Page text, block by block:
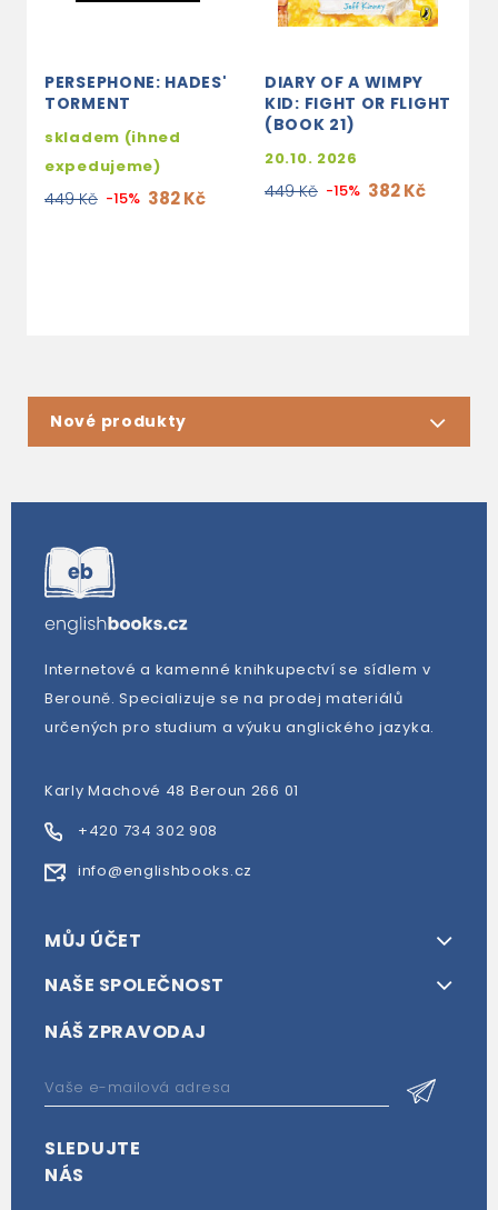
PERSEPHONE: HADES'
TORMENT
skladem (ihned
expedujeme)
449 Kč -15% 382 Kč
DIARY OF A WIMPY
KID: FIGHT OR FLIGHT
(BOOK 21)
20.10. 2026
449 Kč -15% 382 Kč
Nové produkty
Internetové a kamenné knihkupectví se sídlem v
Berouně. Specializuje se na prodej materiálů
určených pro studium a výuku anglického jazyka.
Karly Machové 48 Beroun 266 01
+420 734 302 908
info@englishbooks.cz
MŮJ ÚČET
NAŠE SPOLEČNOST
NÁŠ ZPRAVODAJ
SLEDUJTE
NÁS